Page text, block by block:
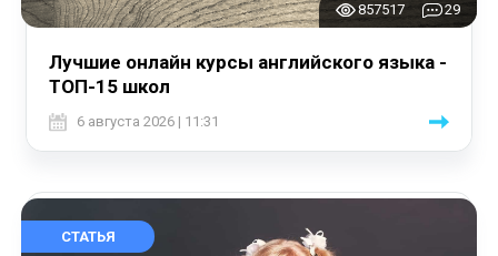
857517 29
Лучшие онлайн курсы английского языка -
ТОП-15 школ
6 августа 2026 | 11:31
СТАТЬЯ